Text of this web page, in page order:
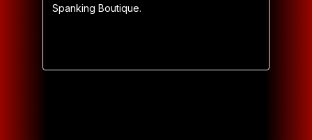
Spanking Boutique.